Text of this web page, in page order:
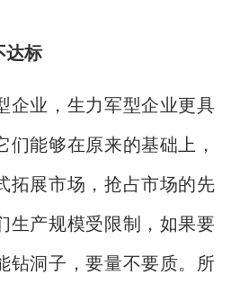
达标
业，生力军型企业更具
们能够在原来的基础上，
拓展市场，抢占市场的先
生产规模受限制，如果要
钻洞子，要量不要质。所